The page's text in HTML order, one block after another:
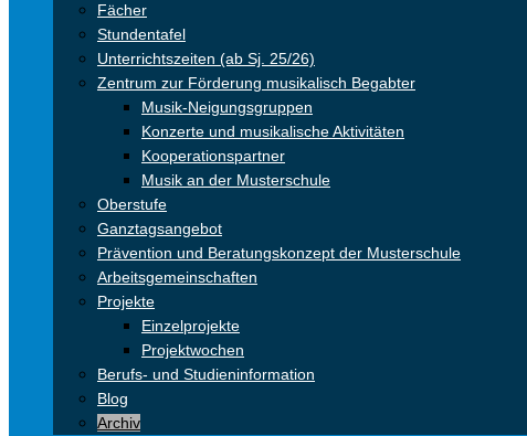
Fächer
Stundentafel
Unterrichtszeiten (ab Sj. 25/26)
Zentrum zur Förderung musikalisch Begabter
Musik-Neigungsgruppen
Konzerte und musikalische Aktivitäten
Kooperationspartner
Musik an der Musterschule
Oberstufe
Ganztagsangebot
Prävention und Beratungskonzept der Musterschule
Arbeitsgemeinschaften
Projekte
Einzelprojekte
Projektwochen
Berufs- und Studieninformation
Blog
Archiv